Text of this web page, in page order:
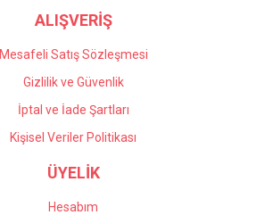
ALIŞVERİŞ
Mesafeli Satış Sözleşmesi
Gizlilik ve Güvenlik
İptal ve İade Şartları
Kişisel Veriler Politikası
ÜYELİK
Hesabım